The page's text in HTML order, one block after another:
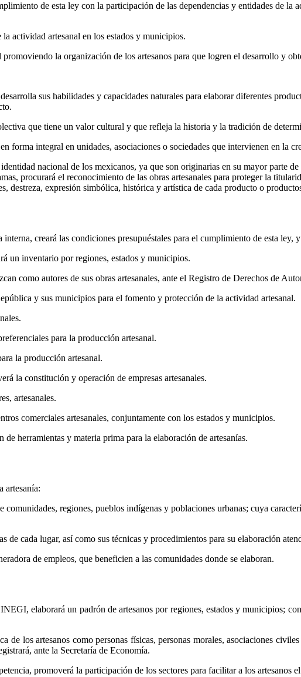
de esta ley con la participación de las dependencias y entidades de la
actividad artesanal en los estados y municipios.
la organización de los artesanos para que logren el desarrollo y
sus habilidades y capacidades naturales para elaborar diferentes
que tiene un valor cultural y que refleja la historia y la tradición de
forma integral en unidades, asociaciones o sociedades que intervienen en la
nacional de los mexicanos, ya que son originarias en su mayor parte
procurará el reconocimiento de las obras artesanales para proteger la
destreza, expresión simbólica, histórica y artística de cada producto o
creará las condiciones presupuéstales para el cumplimiento de esta
un inventario por regiones, estados y municipios.
como autores de sus obras artesanales, ante el Registro de Derechos de
y sus municipios para el fomento y protección de la actividad artesanal.
para la producción artesanal.
la producción artesanal.
la constitución y operación de empresas artesanales.
artesanales.
comerciales artesanales, conjuntamente con los estados y municipios.
herramientas y materia prima para la elaboración de artesanías.
artesanía:
regiones, pueblos indígenas y poblaciones urbanas; cuya
de cada lugar, así como sus técnicas y procedimientos para su elaboración
de empleos, que beneficien a las comunidades donde se elaboran.
elaborará un padrón de artesanos por regiones, estados y municipios;
de los artesanos como personas físicas, personas morales, asociaciones
ante la Secretaría de Economía.
promoverá la participación de los sectores para facilitar a los artesanos